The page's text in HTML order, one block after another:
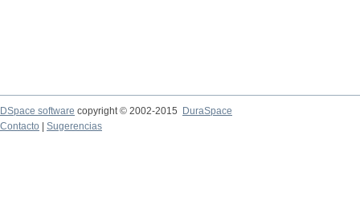
DSpace software copyright © 2002-2015
DuraSpace
Contacto
Sugerencias